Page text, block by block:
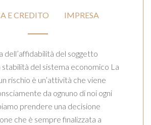
E CREDITO IMPRESA
stabilità del sistema economico La
rischio è un’attività che viene
da ognuno di noi ogni
prendere una decisione
che è sempre finalizzata a